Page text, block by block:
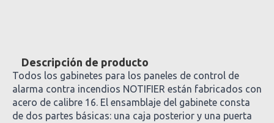
Descripción de producto
Todos los gabinetes para los paneles de control de
alarma contra incendios NOTIFIER están fabricados con
acero de calibre 16. El ensamblaje del gabinete consta
de dos partes básicas: una caja posterior y una puerta